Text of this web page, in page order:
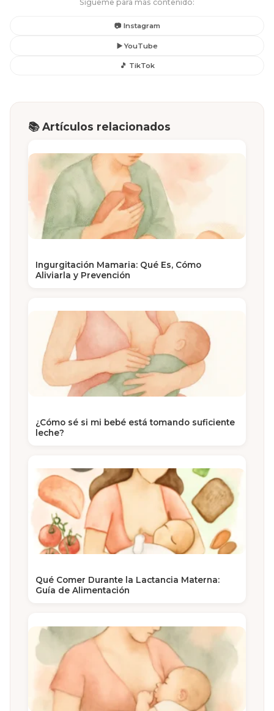
Sígueme para más contenido:
📷 Instagram
▶️ YouTube
🎵 TikTok
📚 Artículos relacionados
Ingurgitación Mamaria: Qué Es, Cómo
Aliviarla y Prevención
¿Cómo sé si mi bebé está tomando suficiente
leche?
Qué Comer Durante la Lactancia Materna:
Guía de Alimentación